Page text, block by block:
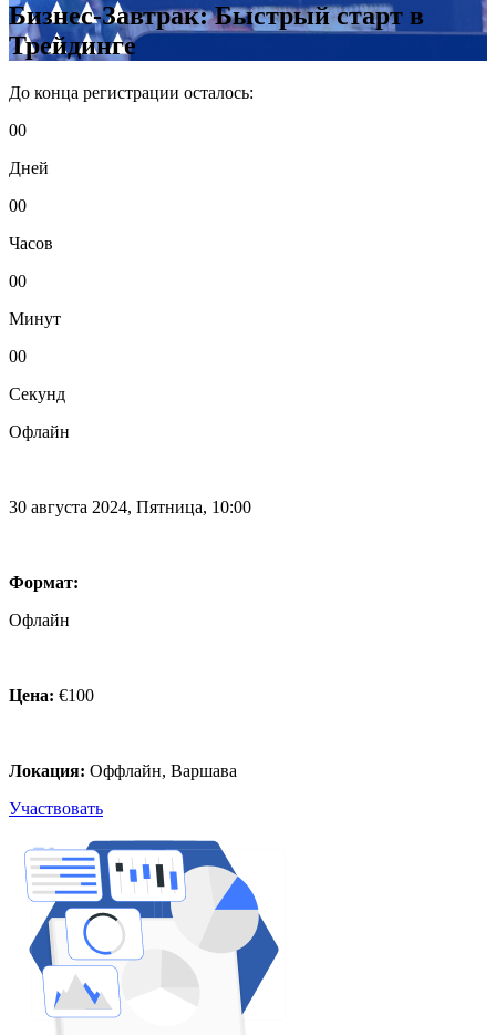
Бизнес-Завтрак: Быстрый старт в
Трейдинге
До конца регистрации осталось:
00
Дней
00
Часов
00
Минут
00
Секунд
Офлайн
30 августа 2024, Пятница, 10:00
Формат:
Офлайн
Цена: €100
Локация: Оффлайн, Варшава
Участвовать